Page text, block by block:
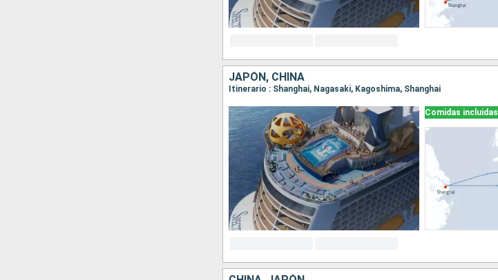
JAPÓN, CHINA
Itinerario : Shanghai, Nagasaki, Kagoshima, Shanghai
Comidas incluidas